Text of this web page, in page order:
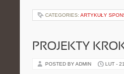
CATEGORIES: ARTYKUŁY
PROJEKTY
POSTED BY ADMIN LUT -